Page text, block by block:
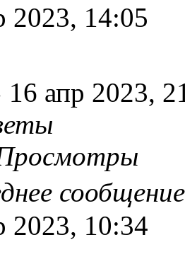
2023, 14:05
16 апр 2023,
2023, 10:34